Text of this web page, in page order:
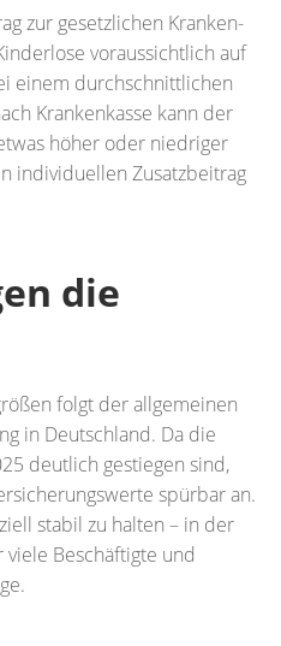
zur gesetzlichen Kranken-
voraussichtlich auf
einem durchschnittlichen
Krankenkasse kann der
höher oder niedriger
individuellen Zusatzbeitrag
die
folgt der allgemeinen
in Deutschland. Da die
deutlich gestiegen sind,
spürbar an.
stabil zu halten – in der
Beschäftigte und